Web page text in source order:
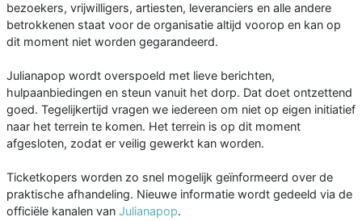
bezoekers, vrijwilligers, artiesten, leveranciers en alle andere
betrokkenen staat voor de organisatie altijd voorop en kan op
dit moment niet worden gegarandeerd.
Julianapop wordt overspoeld met lieve berichten,
hulpaanbiedingen en steun vanuit het dorp. Dat doet ontzettend
goed. Tegelijkertijd vragen we iedereen om niet op eigen initiatief
naar het terrein te komen. Het terrein is op dit moment
afgesloten, zodat er veilig gewerkt kan worden.
Ticketkopers worden zo snel mogelijk geïnformeerd over de
praktische afhandeling. Nieuwe informatie wordt gedeeld via de
officiële kanalen van Julianapop.